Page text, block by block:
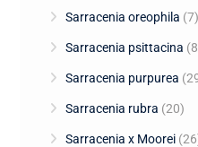
Sarracenia oreophila (7)
Sarracenia psittacina
Sarracenia purpurea
Sarracenia rubra (20)
Sarracenia x Moorei